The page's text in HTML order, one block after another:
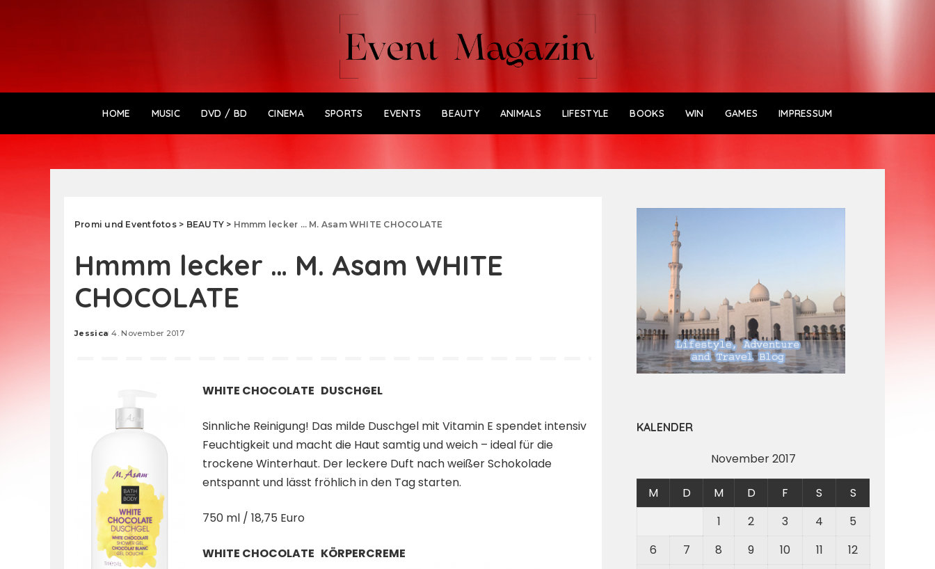
HOME MUSIC DVD / BD CINEMA SPORTS EVENTS BEAUTY ANIMALS LIFESTYLE BOOKS WIN GAMES IMPRESSUM
Promi und Eventfotos> BEAUTY > Hmmm lecker … M. Asam WHITE CHOCOLATE
Hmmm lecker … M. Asam WHITE
CHOCOLATE
Posted
Jessica 4. November 2017
WHITE CHOCOLATE DUSCHGEL
Sinnliche Reinigung! Das milde Duschgel mit Vitamin E spendet intensiv
Feuchtigkeit und macht die Haut samtig und weich – ideal für die
trockene Winterhaut. Der leckere Duft nach weißer Schokolade
entspannt und lässt fröhlich in den Tag starten.
750 ml / 18,75 Euro
WHITE CHOCOLATE KÖRPERCREME
KALENDER
November 2017
M D M D F S
S
1
2 3 4
5
6
7 8 9 10 11
12